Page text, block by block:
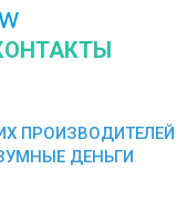
ПРОИЗВОДИТЕЛЕЙ
ДЕНЬГИ